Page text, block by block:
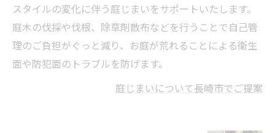
スタイルの変化に伴う庭じまいをサポートいたします。
庭木の伐採や伐根、除草剤散布などを行うことで自己管
理のご負担がぐっと減り、お庭が荒れることによる衛生
面や防犯面のトラブルを防げます。
庭じまいについて長崎市でご提案